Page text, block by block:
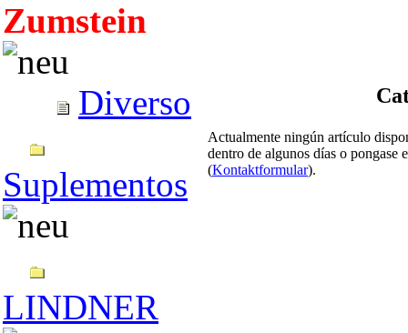
Zumstein
Diverso
Suplementos
LINDNER
Actualmente ningún artículo
dentro de algunos días o pongase
(Kontaktformular).